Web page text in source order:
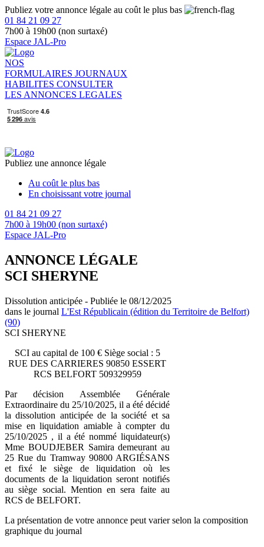
Publiez votre annonce légale au coût le plus bas
01 84 21 09 27
7h00 à 19h00 (non surtaxé)
Espace JAL-Pro
NOS
FORMULAIRES JOURNAUX
HABILITES CONSULTER
LES ANNONCES LEGALES
Publiez une annonce légale
Au coût le plus bas
En choisissant votre journal
01 84 21 09 27
7h00 à 19h00 (non surtaxé)
Espace JAL-Pro
ANNONCE LÉGALE
SCI SHERYNE
Dissolution anticipée - Publiée le 08/12/2025
dans le journal L'Est Républicain (édition du Territoire de Belfort)
(90)
SCI SHERYNE
SCI au capital de 100 € Siège social : 5
RUE DES CARRIERES 90850 ESSERT
RCS BELFORT 509329959
Par décision Assemblée Générale
Extraordinaire du 25/10/2025, il a été décidé
la dissolution anticipée de la société et sa
mise en liquidation amiable à compter du
25/10/2025 , il a été nommé liquidateur(s)
Mme BOUDJEBER Samira demeurant au
25 Rue du Tramway 90800 ARGIÉSANS
et fixé le siège de liquidation où les
documents de la liquidation seront notifiés
au siège social. Mention en sera faite au
RCS de BELFORT.
La présentation de votre annonce peut varier selon la composition
graphique du journal